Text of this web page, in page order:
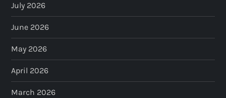
July 2026
June 2026
May 2026
April 2026
March 2026